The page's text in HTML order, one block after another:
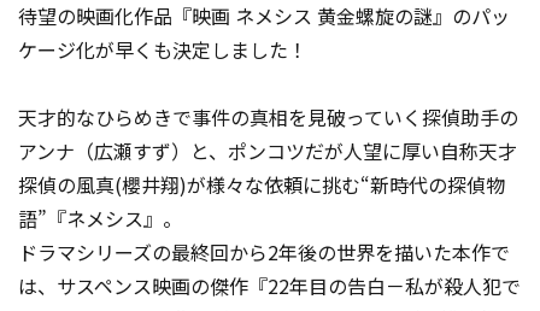
待望の映画化作品『映画 ネメシス 黄金螺旋の謎』のパッ
ケージ化が早くも決定しました！
天才的なひらめきで事件の真相を見破っていく探偵助手の
アンナ（広瀬すず）と、ポンコツだが人望に厚い自称天才
探偵の風真(櫻井翔)が様々な依頼に挑む“新時代の探偵物
語”『ネメシス』。
ドラマシリーズの最終回から2年後の世界を描いた本作で
は、サスペンス映画の傑作『22年目の告白－私が殺人犯で